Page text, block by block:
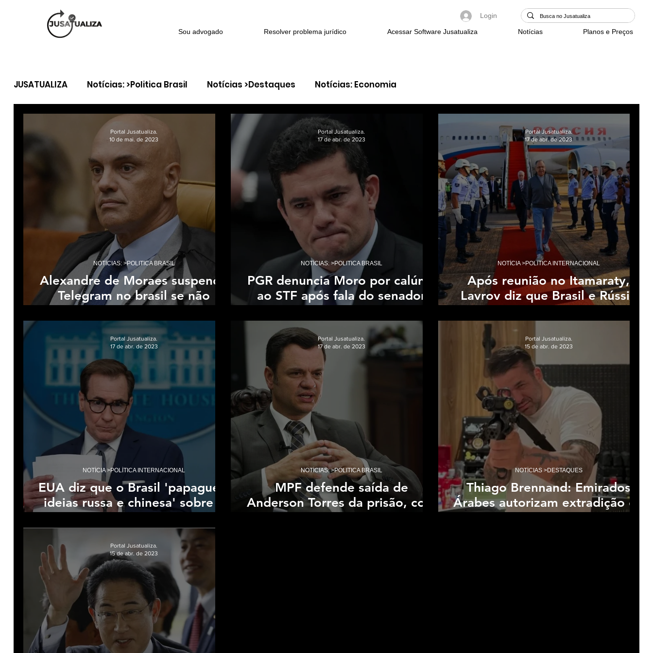
Login
Sou advogado Resolver problema jurídico Acessar Software Jusatualiza Notícias Planos e Preços
JUSATUALIZA Notícias: >Politica Brasil Notícias >Destaques Notícias: Economia
Notícia >Política Internacional Coluna: > Família e sucessões Coluna: > Direito Cível
Coluna: > Direito tributário Coluna: > Direito constitucional Coluna: > Direito do Trabalho
Coluna: > Direito do Consumidor Coluna: > Litígios criminais Coluna: > Segurança jurídica
Coluna: > Direito Contratual Coluna: > Direito privado Coluna: > Constituição e democracia
Coluna: > Direito imobiliário Coluna: > Direito Constitucional Coluna: >Sistema prisional
Coluna: > Direito Empresarial Coluna: > Direito Privado Coluna > Direito das startups Colunas >Destaques
Coluna >Direito previdênciário Coluna > Marketing jurídico Justiça/Poder Judiciário
Coluna jurídica informativa Coluna > Saúde Brasil
Alexandre de Moraes suspende
Telegram no brasil se não
das Fake News
NOTÍCIAS: >POLITICA BRASIL
Portal Jusatualiza.
10 de mai. de 2023
PGR denuncia Moro por calúnia
ao STF após fala do senador
NOTÍCIAS: >POLITICA BRASIL
Portal Jusatualiza.
17 de abr. de 2023
Após reunião no Itamaraty,
Lavrov diz que Brasil e Rússia
NOTÍCIA >POLÍTICA INTERNACIONAL
Portal Jusatualiza.
17 de abr. de 2023
EUA diz que o Brasil 'papagueia
ideias russa e chinesa' sobre a
NOTÍCIA >POLÍTICA INTERNACIONAL
Portal Jusatualiza.
17 de abr. de 2023
MPF defende saída de
Anderson Torres da prisão, com
NOTÍCIAS: >POLITICA BRASIL
Portal Jusatualiza.
17 de abr. de 2023
Thiago Brennand: Emirados
Árabes autorizam extradição de
NOTÍCIAS >DESTAQUES
Portal Jusatualiza.
15 de abr. de 2023
Portal Jusatualiza.
15 de abr. de 2023